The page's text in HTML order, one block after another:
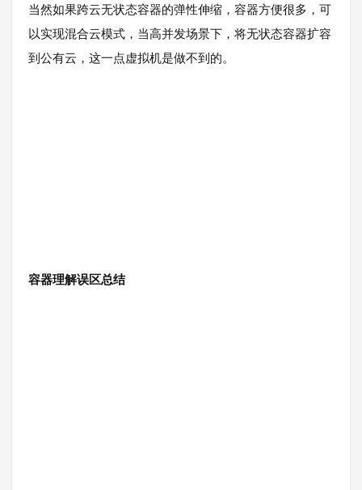
当然如果跨云无状态容器的弹性伸缩，容器方便很多，可
以实现混合云模式，当高并发场景下，将无状态容器扩容
到公有云，这一点虚拟机是做不到的。
容器理解误区总结